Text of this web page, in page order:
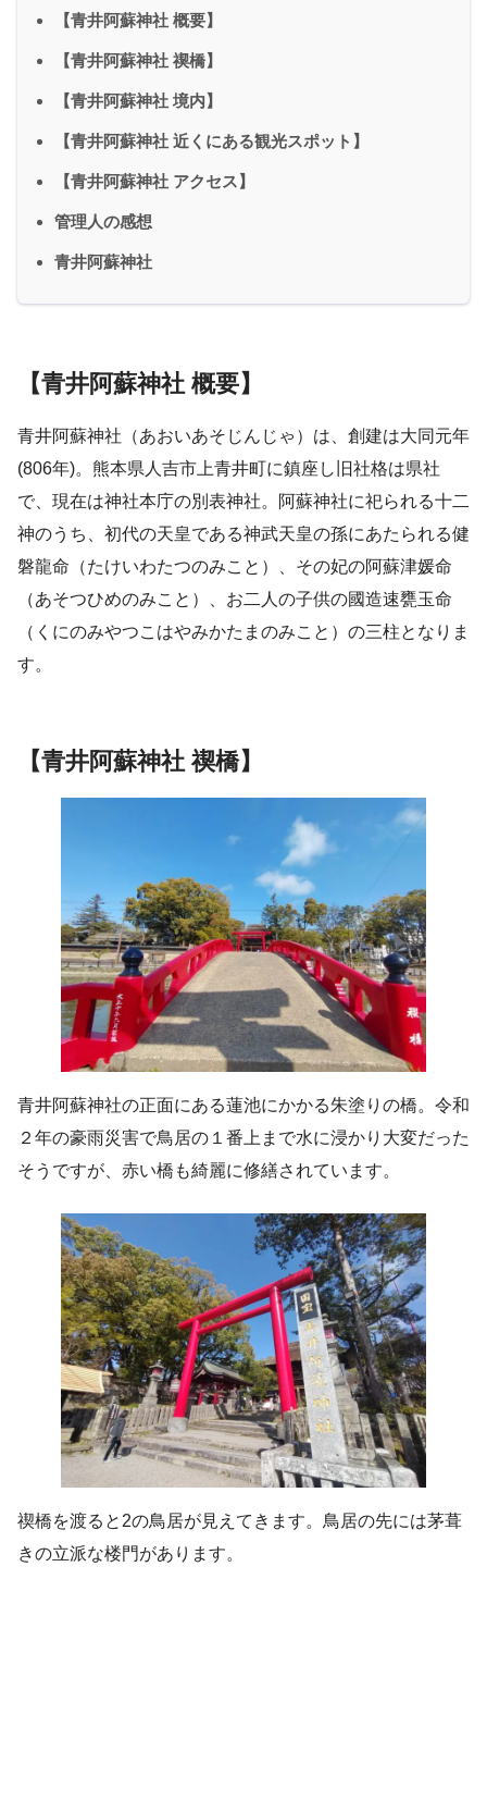
【青井阿蘇神社 概要】
【青井阿蘇神社 禊橋】
【青井阿蘇神社 境内】
【青井阿蘇神社 近くにある観光スポット】
【青井阿蘇神社 アクセス】
管理人の感想
青井阿蘇神社
【青井阿蘇神社 概要】
青井阿蘇神社（あおいあそじんじゃ）は、創建は大同元年
(806年)。熊本県人吉市上青井町に鎮座し旧社格は県社
で、現在は神社本庁の別表神社。阿蘇神社に祀られる十二
神のうち、初代の天皇である神武天皇の孫にあたられる健
磐龍命（たけいわたつのみこと）、その妃の阿蘇津媛命
（あそつひめのみこと）、お二人の子供の國造速甕玉命
（くにのみやつこはやみかたまのみこと）の三柱となりま
す。
【青井阿蘇神社 禊橋】
青井阿蘇神社の正面にある蓮池にかかる朱塗りの橋。令和
２年の豪雨災害で鳥居の１番上まで水に浸かり大変だった
そうですが、赤い橋も綺麗に修繕されています。
禊橋を渡ると2の鳥居が見えてきます。鳥居の先には茅葺
きの立派な楼門があります。